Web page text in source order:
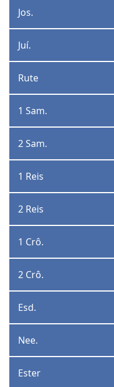
Josué
Jos.
Juízes
Juí.
Rute
Rute
1
Samuel
1 Sam.
2
Samuel
2 Sam.
1
Reis
1 Reis
2
Reis
2 Reis
1
Crônicas
1 Crô.
2
Crônicas
2 Crô.
Esdras
Esd.
Neemias
Nee.
Ester
Ester